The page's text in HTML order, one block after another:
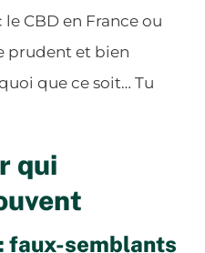
CBD en France ou
prudent et bien
que ce soit… Tu
qui
faux-semblants